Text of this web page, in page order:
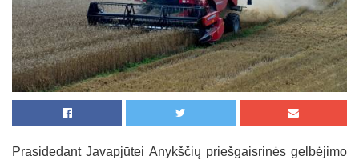
Prasidedant Javapjūtei Anykščių priešgaisrinės gelbėjimo